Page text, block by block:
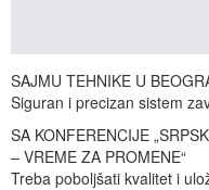
SAJMU TEHNIKE U
Siguran i precizan sistem
SA KONFERENCIJE
– VREME ZA PROMENE“
Treba poboljšati kvalitet i